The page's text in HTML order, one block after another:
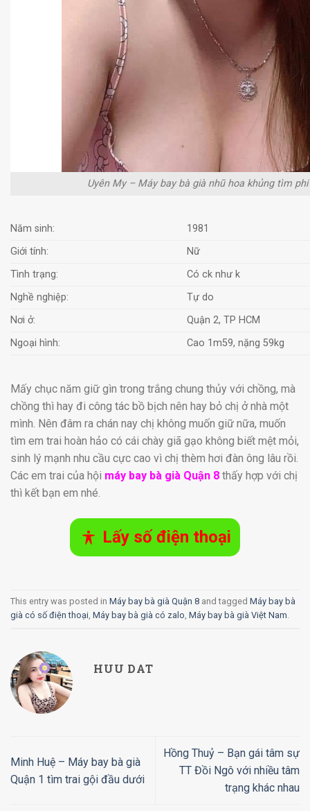
Uyên My – Máy bay bà già nhũ hoa khủng tìm
Năm sinh:
1981
Giới tính:
Nữ
Tình trạng:
Có ck như k
Nghề nghiệp:
Tự do
Nơi ở:
Quận 2, TP HCM
Ngoại hình:
Cao 1m59, nặng 59kg
Mấy chục năm giữ gìn trong trắng chung thủy với chồng, mà
chồng thì hay đi công tác bồ bịch nên hay bỏ chị ở nhà một
mình. Nên đâm ra chán nay chị không muốn giữ nữa, muốn
tìm em trai hoàn hảo có cái chày giã gạo không biết mệt mỏi,
sinh lý mạnh nhu cầu cực cao vì chị thèm hơi đàn ông lâu rồi.
Các em trai của hội máy bay bà già Quận 8 thấy hợp với chị
thì kết bạn em nhé.
Lấy số điện thoại
This entry was posted in Máy bay bà già Quận 8 and tagged Máy bay bà
già có số điện thoại, Máy bay bà già có zalo, Máy bay bà già Việt Nam.
HUU DAT
Minh Huệ – Máy bay bà già
Quận 1 tìm trai gội đầu dưới
Hồng Thuỷ – Bạn gái tâm sự
TT Đồi Ngô với nhiều tâm
trạng khác nhau